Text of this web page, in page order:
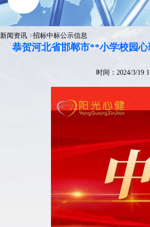
新闻资讯 >招标中标公示信息
恭贺河北省邯郸市**小学校园
时间：2024/3/19